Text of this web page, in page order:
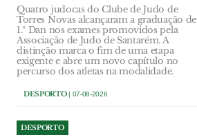
Quatro judocas do Clube de Judo de
Torres Novas alcançaram a graduação de
1.º Dan nos exames promovidos pela
Associação de Judo de Santarém. A
distinção marca o fim de uma etapa
exigente e abre um novo capítulo no
percurso dos atletas na modalidade.
DESPORTO| 07-08-2026
DESPORTO